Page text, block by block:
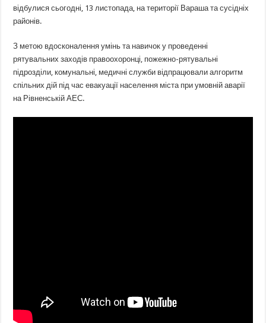
відбулися сьогодні, 13 листопада, на території Вараша та сусідніх
районів.
З метою вдосконалення умінь та навичок у проведенні
рятувальних заходів правоохоронці, пожежно-рятувальні
підрозділи, комунальні, медичні служби відпрацювали алгоритм
спільних дій під час евакуації населення міста при умовній аварії
на Рівненській АЕС.